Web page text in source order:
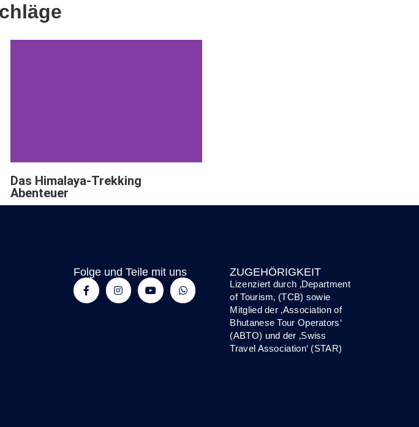
Das Himalaya-Trekking
Abenteuer
Folge und Teile mit uns ZUGEHÖRIGKEIT
Lizenziert durch ‚Department
of Tourism‚ (TCB) sowie
Mitglied der ‚Association of
Bhutanese Tour Operators‘
(ABTO) und der ‚Swiss
Travel Association‘ (STAR)